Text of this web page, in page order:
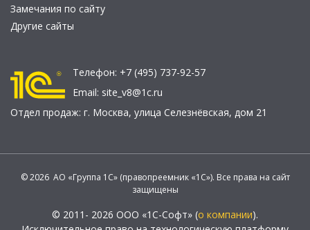
Замечания по сайту
Другие сайты
Телефон: +7 (495) 737-92-57
Email: site_v8@1c.ru
Отдел продаж: г. Москва, улица Селезнёвская, дом 21
© 2026 АО «Группа 1С» (правопреемник «1С»). Все права на сайт
защищены
© 2011- 2026 ООО «1С-Софт» (о компании).